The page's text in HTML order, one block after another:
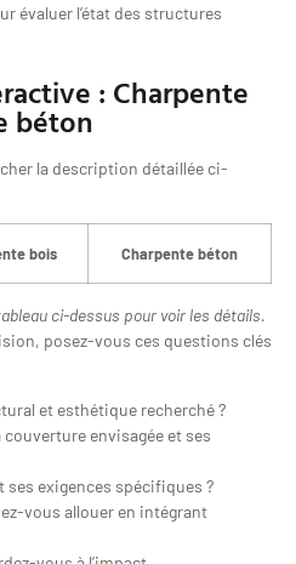
évaluer l’état des structures
: Charpente
béton
la description détaillée ci-
bois Charpente béton
ci-dessus pour voir les détails.
posez-vous ces questions clés
et esthétique recherché ?
couverture envisagée et ses
ses exigences spécifiques ?
vous allouer en intégrant